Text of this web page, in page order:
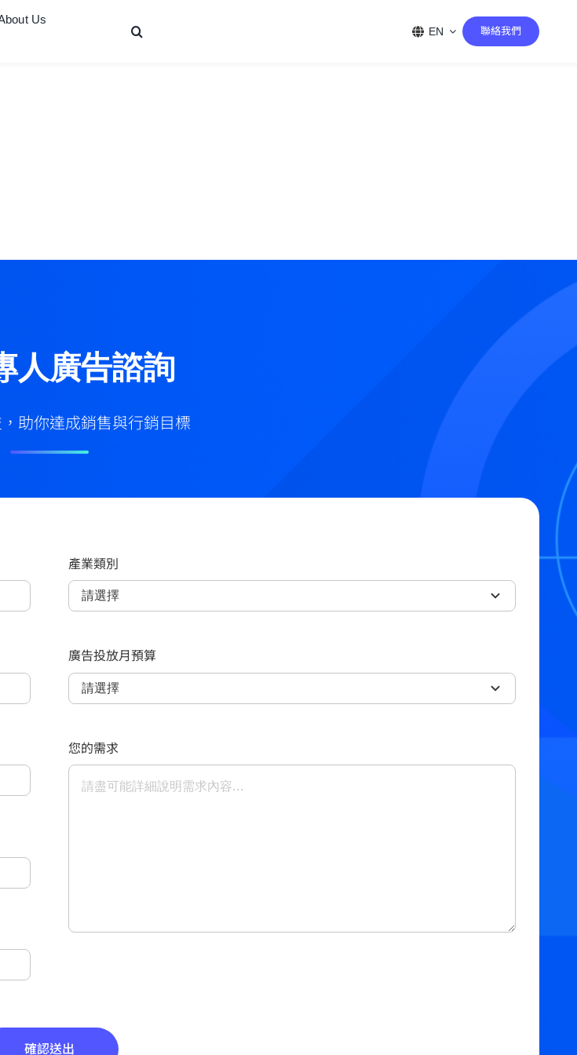
Us
EN 聯絡我們
人廣告諮詢
助你達成銷售與行銷目標
產業類別
廣告投放月預算
您的需求
確認送出